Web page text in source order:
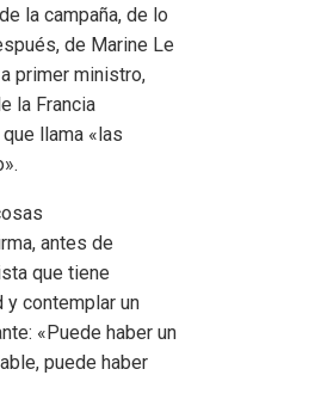
la campaña, de lo
de Marine Le
primer ministro,
la Francia
llama «las
antes de
que tiene
contemplar un
«Puede haber un
puede haber